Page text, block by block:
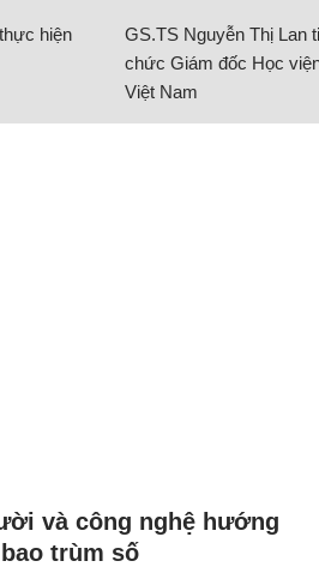
hiện
GS.TS Nguyễn Thị Lan
chức Giám đốc Học
Việt Nam
và công nghệ hướng
trùm số